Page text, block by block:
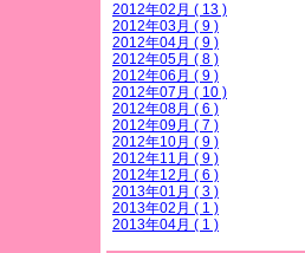
2012年02月 ( 13 )
2012年03月 ( 9 )
2012年04月 ( 9 )
2012年05月 ( 8 )
2012年06月 ( 9 )
2012年07月 ( 10 )
2012年08月 ( 6 )
2012年09月 ( 7 )
2012年10月 ( 9 )
2012年11月 ( 9 )
2012年12月 ( 6 )
2013年01月 ( 3 )
2013年02月 ( 1 )
2013年04月 ( 1 )